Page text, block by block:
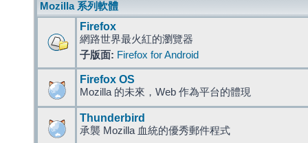
Mozilla 系列軟體
Firefox
網路世界最火紅的瀏覽器
子版面: Firefox for Android
Firefox OS
Mozilla 的未來，Web 作為平台的體現
Thunderbird
承襲 Mozilla 血統的優秀郵件程式